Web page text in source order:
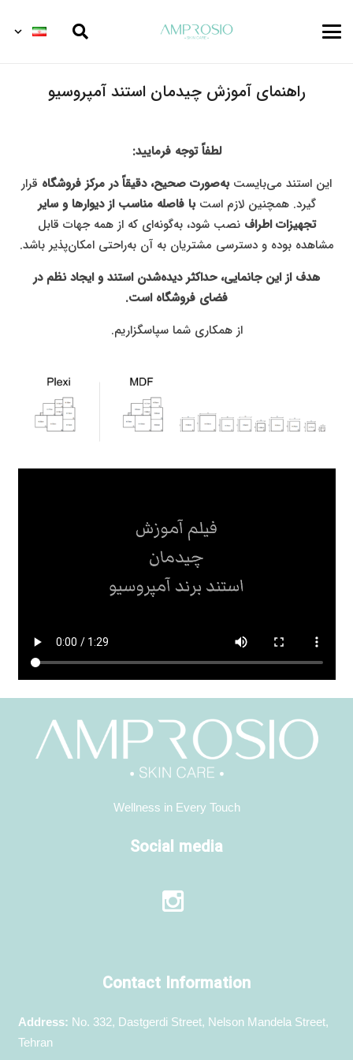
راهنمای آموزش چیدمان استند آمپروسیو
لطفاً توجه فرمایید:
این استند می‌بایستبه‌صورت صحیح، دقیقاً در مرکز فروشگاه قرار
گیرد. همچنین لازم استبا فاصله مناسب از دیوارها و سایر
تجهیزات اطراف نصب شود، به‌گونه‌ای که از همه جهات قابل
مشاهده بوده و دسترسی مشتریان به آن به‌راحتی امکان‌پذیر باشد.
هدف از این جانمایی، حداکثر دیده‌شدن استند و ایجاد نظم در
فضای فروشگاه است.
از همکاری شما سپاسگزاریم.
Wellness in Every Touch
Social media
Contact Information
Address: No. 332, Dastgerdi Street, Nelson Mandela Street,
Tehran